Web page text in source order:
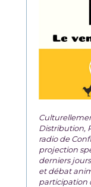
Distribution,
radio de
projection
derniers
et débat
participation